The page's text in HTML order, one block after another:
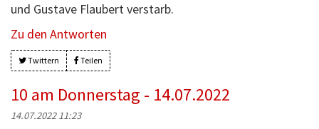
und Gustave Flaubert verstarb.
Zu den Antworten
Twittern Teilen
10 am Donnerstag - 14.07.2022
14.07.2022 11:23